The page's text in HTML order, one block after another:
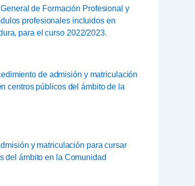
de Formación Profesional y
profesionales incluidos en
para el curso 2022/2023.
de admisión y matriculación
centros públicos del ámbito de la
y matriculación para cursar
del ámbito en la Comunidad